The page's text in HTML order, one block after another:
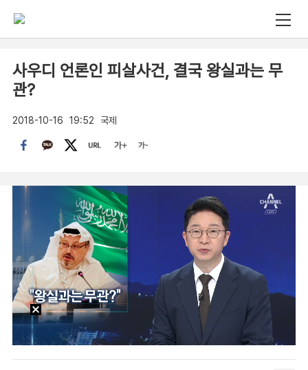
사우디 언론인 피살사건, 결국 왕실과는 무
관?
2018-10-16 19:52 국제